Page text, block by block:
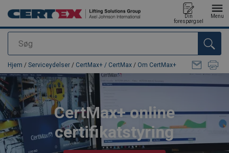
Søg
Din
forespørgsel
Menu
Produktet blev tilføjet til din forespørgsel
Hjem / Serviceydelser / CertMax+ / CertMax / Om CertMax+
CertMax+ online
certifikatstyring